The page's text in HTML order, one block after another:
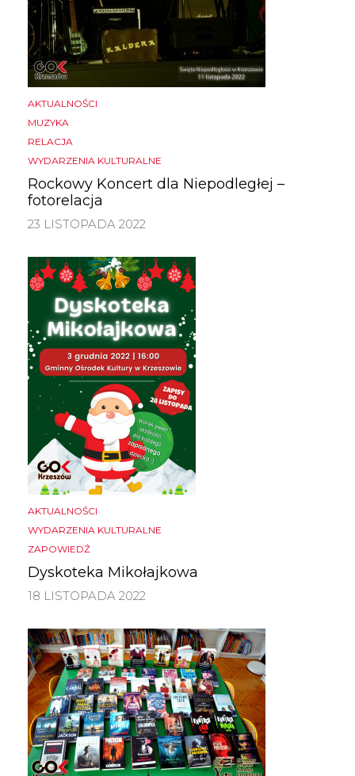
AKTUALNOŚCI
MUZYKA
RELACJA
WYDARZENIA KULTURALNE
Rockowy Koncert dla Niepodległej –
fotorelacja
23 LISTOPADA 2022
AKTUALNOŚCI
WYDARZENIA KULTURALNE
ZAPOWIEDŹ
Dyskoteka Mikołajkowa
18 LISTOPADA 2022